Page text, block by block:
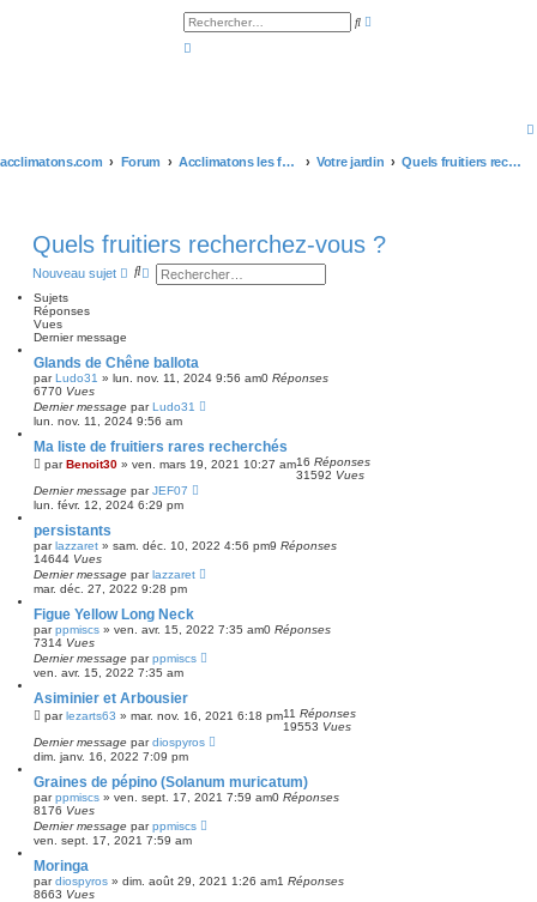
R
a
acclimatons.com Forum Acclimatons les fruitiers ! Votre jardin Quels fruitiers recherchez-vous ?
Quels fruitiers recherchez-vous ?
Nouveau sujet
R
h
e
R
c
h
e
v
a
n
c
é
e
Sujets
Réponses
Vues
Dernier message
Glands de Chêne ballota
parLudo31 » lun. nov. 11, 2024 9:56 am0 Réponses
6770 Vues
Dernier message parLudo31
lun. nov. 11, 2024 9:56 am
Ma liste de fruitiers rares recherchés
parBenoit30 » ven. mars 19, 2021 10:27 am16 Réponses
31592 Vues
Dernier message parJEF07
lun. févr. 12, 2024 6:29 pm
persistants
parlazzaret » sam. déc. 10, 2022 4:56 pm9 Réponses
14644 Vues
Dernier message parlazzaret
mar. déc. 27, 2022 9:28 pm
Figue Yellow Long Neck
parppmiscs » ven. avr. 15, 2022 7:35 am0 Réponses
7314 Vues
Dernier message parppmiscs
ven. avr. 15, 2022 7:35 am
Asiminier et Arbousier
parlezarts63 » mar. nov. 16, 2021 6:18 pm11 Réponses
19553 Vues
Dernier message pardiospyros
dim. janv. 16, 2022 7:09 pm
Graines de pépino (Solanum muricatum)
parppmiscs » ven. sept. 17, 2021 7:59 am0 Réponses
8176 Vues
Dernier message parppmiscs
ven. sept. 17, 2021 7:59 am
Moringa
pardiospyros » dim. août 29, 2021 1:26 am1 Réponses
8663 Vues